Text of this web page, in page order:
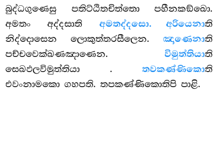
බුද්ධගුණෙසු පතිට්ඨිතචිත්තො පහීනකඞ්ඛො.
අමතං අද්දසාති අමතද්දසො. අරියෙනාති
නිද්දොසෙන ලොකුත්තරසීලෙන. ඤාණෙනාති
පච්චවෙක්ඛණඤාණෙන. විමුත්තියාති
සෙඛඵලවිමුත්තියා . තවකණ්ණිකොති
එවංනාමකො ගහපති. තපකණ්ණිකොතිපි පාළි.